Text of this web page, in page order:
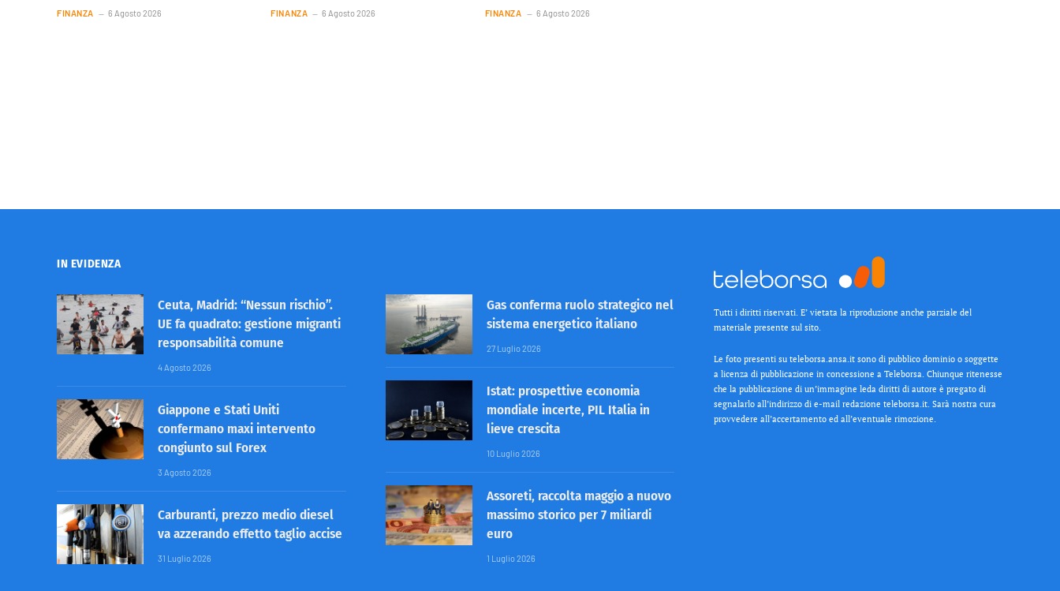
FINANZA 6 Agosto 2026 FINANZA 6 Agosto 2026 FINANZA 6 Agosto 2026
IN EVIDENZA
Ceuta, Madrid: “Nessun rischio”.
UE fa quadrato: gestione migranti
responsabilità comune
4 Agosto 2026
Giappone e Stati Uniti
confermano maxi intervento
congiunto sul Forex
3 Agosto 2026
Carburanti, prezzo medio diesel
va azzerando effetto taglio accise
31 Luglio 2026
Gas conferma ruolo strategico nel
sistema energetico italiano
27 Luglio 2026
Istat: prospettive economia
mondiale incerte, PIL Italia in
lieve crescita
10 Luglio 2026
Assoreti, raccolta maggio a nuovo
massimo storico per 7 miliardi
euro
1 Luglio 2026
Tutti i diritti riservati. E’ vietata la riproduzione anche parziale del
materiale presente sul sito.
Le foto presenti su teleborsa.ansa.it sono di pubblico dominio o soggette
a licenza di pubblicazione in concessione a Teleborsa. Chiunque ritenesse
che la pubblicazione di un’immagine leda diritti di autore è pregato di
segnalarlo all’indirizzo di e-mail redazione teleborsa.it. Sarà nostra cura
provvedere all’accertamento ed all’eventuale rimozione.